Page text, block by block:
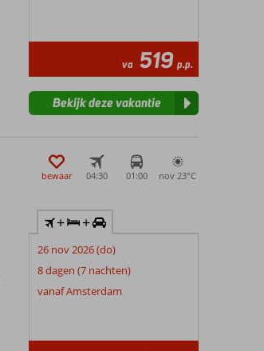
va 519 p.p.
Bekijk deze vakantie
bewaar 04:30 01:00 nov 23°C
+ +
26 nov 2026 (do)
8 dagen (7 nachten)
vanaf Amsterdam